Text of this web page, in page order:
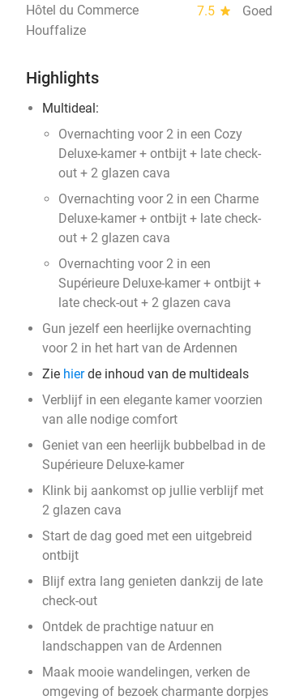
Hôtel du Commerce 7.5 star
Goed
Houffalize
Highlights
Multideal:
Overnachting voor 2 in een Cozy
Deluxe-kamer + ontbijt + late check-
out + 2 glazen cava
Overnachting voor 2 in een Charme
Deluxe-kamer + ontbijt + late check-
out + 2 glazen cava
Overnachting voor 2 in een
Supérieure Deluxe-kamer + ontbijt +
late check-out + 2 glazen cava
Gun jezelf een heerlijke overnachting
voor 2 in het hart van de Ardennen
Zie hierde inhoud van de multideals
Verblijf in een elegante kamer voorzien
van alle nodige comfort
Geniet van een heerlijk bubbelbad in de
Supérieure Deluxe-kamer
Klink bij aankomst op jullie verblijf met
2 glazen cava
Start de dag goed met een uitgebreid
ontbijt
Blijf extra lang genieten dankzij de late
check-out
Ontdek de prachtige natuur en
landschappen van de Ardennen
Maak mooie wandelingen, verken de
omgeving of bezoek charmante dorpjes